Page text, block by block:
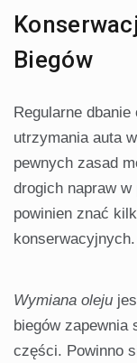
Biegów
Regularne
utrzymania auta
pewnych zasad
drogich napraw
powinien znać
konserwacyjnych.
Wymiana oleju
biegów zapewnia
części. Powinno